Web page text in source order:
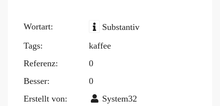
Wortart:
Substantiv
Tags:
kaffee
Referenz:
0
Besser:
0
Erstellt von:
System32